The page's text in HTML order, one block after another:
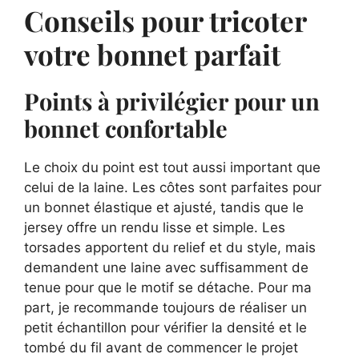
Conseils pour tricoter
votre bonnet parfait
Points à privilégier pour un
bonnet confortable
Le choix du point est tout aussi important que
celui de la laine. Les côtes sont parfaites pour
un bonnet élastique et ajusté, tandis que le
jersey offre un rendu lisse et simple. Les
torsades apportent du relief et du style, mais
demandent une laine avec suffisamment de
tenue pour que le motif se détache. Pour ma
part, je recommande toujours de réaliser un
petit échantillon pour vérifier la densité et le
tombé du fil avant de commencer le projet